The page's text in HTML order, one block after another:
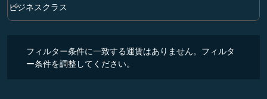
クラス option ビジネスクラス Selected
ビジネスクラス
keyboard_arrow_down
フィルター条件に一致する運賃はありません。フィルタ
ー条件を調整してください。